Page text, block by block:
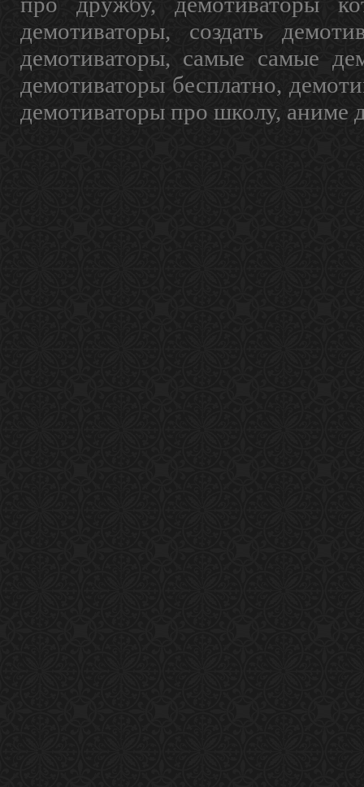
демотиваторы, создать
демотиваторы, самые самые
демотиваторы бесплатно,
демотиваторы про школу, аниме